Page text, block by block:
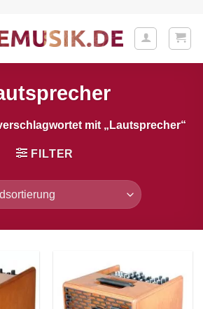
mit „Lautsprecher“
FILTER